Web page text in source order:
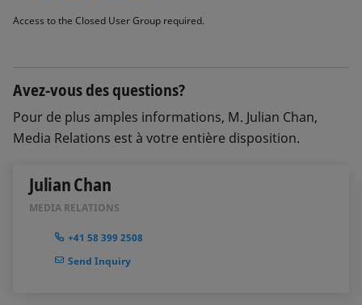
Access to the Closed User Group required.
Avez-vous des questions?
Pour de plus amples informations, M. Julian Chan,
Media Relations est à votre entière disposition.
Julian Chan
MEDIA RELATIONS
+41 58 399 2508
Send Inquiry